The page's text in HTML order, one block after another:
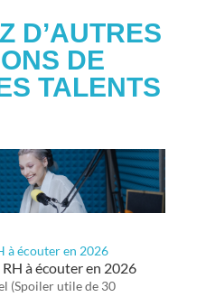
D’AUTRES
DE
TALENTS
à écouter en 2026
à écouter en 2026
(Spoiler utile de 30